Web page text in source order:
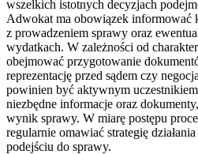
wszelkich istotnych decyzjach
Adwokat ma obowiązek informować
z prowadzeniem sprawy oraz
wydatkach. W zależności od
obejmować przygotowanie
reprezentację przed sądem czy
powinien być aktywnym
niezbędne informacje oraz
wynik sprawy. W miarę postępu
regularnie omawiać strategię
podejściu do sprawy.